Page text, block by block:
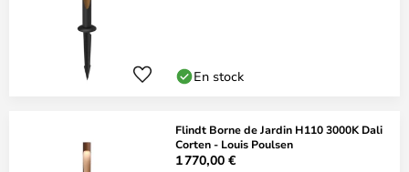
En stock
Flindt Borne de Jardin H110 3000K Dali
Corten - Louis Poulsen
1 770,00 €